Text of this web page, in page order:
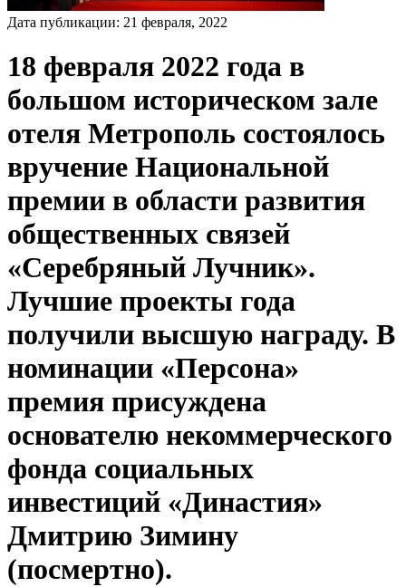
Дата публикации: 21 февраля, 2022
18 февраля 2022 года в
большом историческом зале
отеля Метрополь состоялось
вручение Национальной
премии в области развития
общественных связей
«Серебряный Лучник».
Лучшие проекты года
получили высшую награду. В
номинации «Персона»
премия присуждена
основателю некоммерческого
фонда социальных
инвестиций «Династия»
Дмитрию Зимину
(посмертно).